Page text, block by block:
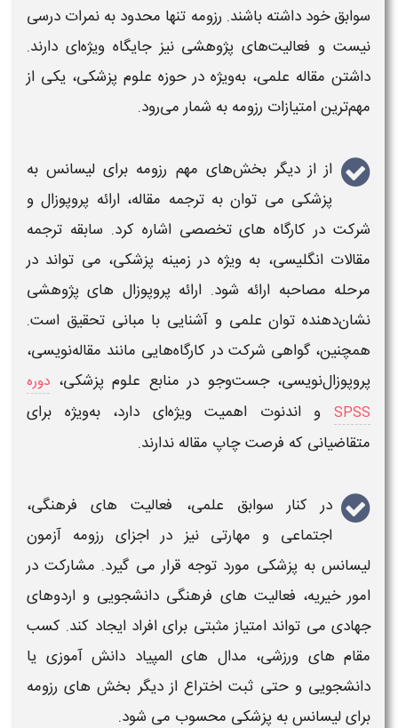
سوابق خود داشته باشند. رزومه تنها محدود به نمرات درسی
نیست و فعالیت‌های پژوهشی نیز جایگاه ویژه‌ای دارند.
داشتن مقاله علمی، به‌ویژه در حوزه علوم پزشکی، یکی از
مهم‌ترین امتیازات رزومه به شمار می‌رود.
از از دیگر بخش‌های مهم رزومه برای لیسانس به
پزشکی می‌ توان به ترجمه مقاله، ارائه پروپوزال و
شرکت در کارگاه‌ های تخصصی اشاره کرد. سابقه ترجمه
مقالات انگلیسی، به ویژه در زمینه پزشکی، می‌ تواند در
مرحله مصاحبه ارائه شود. ارائه پروپوزال‌ های پژوهشی
نشان‌دهنده توان علمی و آشنایی با مبانی تحقیق است.
همچنین، گواهی شرکت در کارگاه‌هایی مانند مقاله‌نویسی،
پروپوزال‌نویسی، جست‌وجو در منابع علومپزشکی، دوره
SPSS
و اندنوت اهمیت ویژه‌ای دارد، به‌ویژه برای
متقاضیانی که فرصت چاپ مقاله ندارند.
در کنار سوابق علمی، فعالیت های فرهنگی،
اجتماعی و مهارتی نیز در اجزای رزومه آزمون
لیسانس به پزشکی مورد توجه قرار می گیرد. مشارکت در
امور خیریه، فعالیت های فرهنگی دانشجویی و اردوهای
جهادی می تواند امتیاز مثبتی برای افراد ایجاد کند. کسب
مقام های ورزشی، مدال های المپیاد دانش آموزی یا
دانشجویی و حتی ثبت اختراع از دیگر بخش های رزومه
برای لیسانس به پزشکی محسوب می شود.